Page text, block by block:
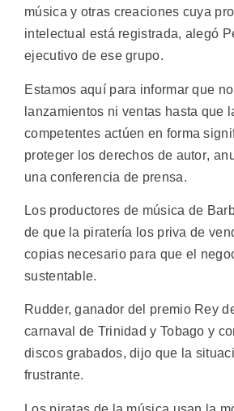
música y otras creaciones cuya
intelectual está registrada, alegó
ejecutivo de ese grupo.
Estamos aquí para informar que
lanzamientos ni ventas hasta que
competentes actúen en forma
proteger los derechos de autor,
una conferencia de prensa.
Los productores de música de
de que la piratería los priva de
copias necesario para que el
sustentable.
Rudder, ganador del premio Rey
carnaval de Trinidad y Tobago y
discos grabados, dijo que la
frustrante.